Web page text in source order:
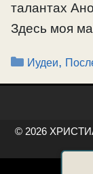
талантах
Здесь моя
произведу
будешь ты в
прокляну; и
Рубрики
Иудеи,
© 2026